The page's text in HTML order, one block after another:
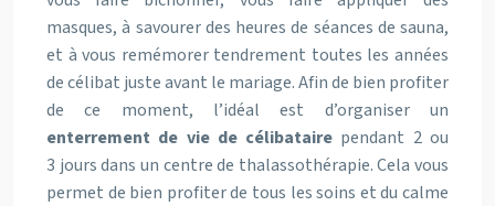
masques, à savourer des heures de séances de sauna,
et à vous remémorer tendrement toutes les années
de célibat juste avant le mariage. Afin de bien profiter
de ce moment, l’idéal est d’organiser un
enterrement de vie de célibataire pendant 2 ou
3 jours dans un centre de thalassothérapie. Cela vous
permet de bien profiter de tous les soins et du calme